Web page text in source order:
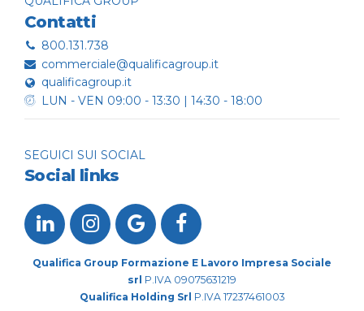
Contatti
800.131.738
commerciale@qualificagroup.it
qualificagroup.it
LUN - VEN 09:00 - 13:30 | 14:30 - 18:00
SEGUICI SUI SOCIAL
Social links
Qualifica Group Formazione E Lavoro Impresa Sociale
srl P.IVA 09075631219
Qualifica Holding Srl P.IVA 17237461003